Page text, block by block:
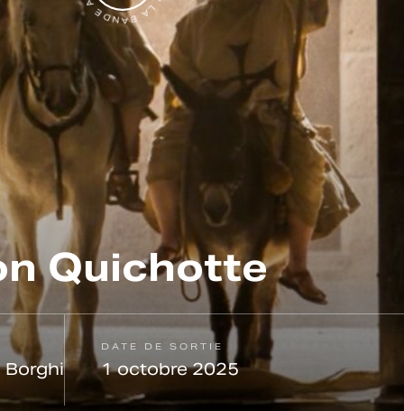
Quichotte
Borghi
DATE DE SORTIE
1 octobre 2025